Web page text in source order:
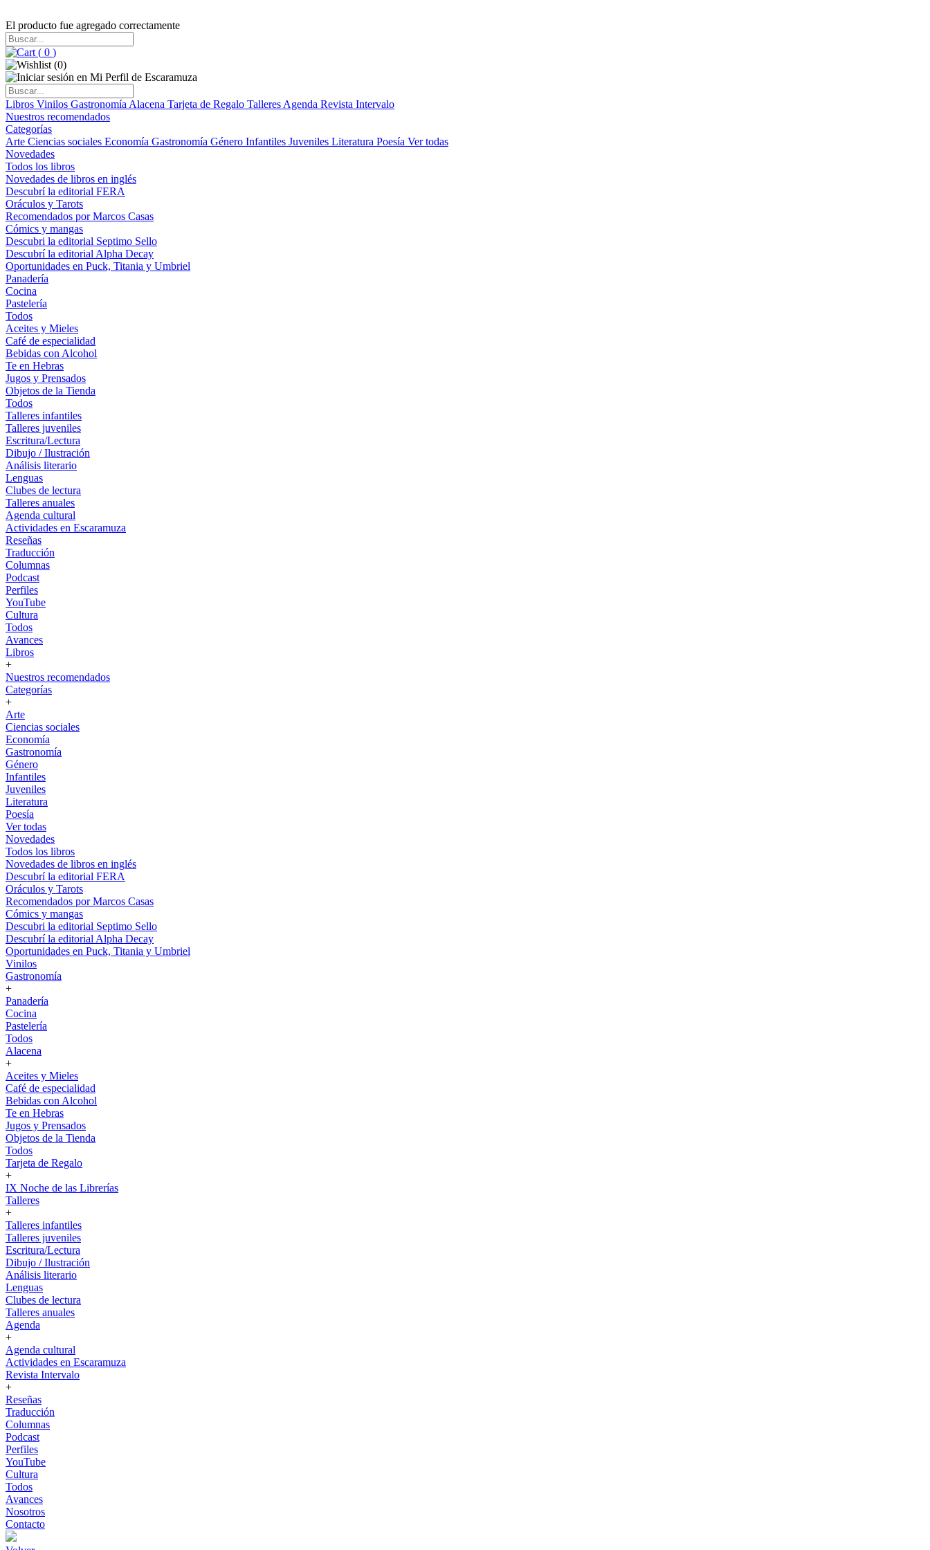
El producto fue agregado correctamente
( 0 )
(0)
Libros Vinilos Gastronomía Alacena Tarjeta de Regalo Talleres Agenda Revista Intervalo
Nuestros recomendados
Categorías
Arte Ciencias sociales Economía Gastronomía Género Infantiles Juveniles Literatura Poesía Ver todas
Novedades
Todos los libros
Novedades de libros en inglés
Descubrí la editorial FERA
Oráculos y Tarots
Recomendados por Marcos Casas
Cómics y mangas
Descubri la editorial Septimo Sello
Descubrí la editorial Alpha Decay
Oportunidades en Puck, Titania y Umbriel
Panadería
Cocina
Pastelería
Todos
Aceites y Mieles
Café de especialidad
Bebidas con Alcohol
Te en Hebras
Jugos y Prensados
Objetos de la Tienda
Todos
Talleres infantiles
Talleres juveniles
Escritura/Lectura
Dibujo / Ilustración
Análisis literario
Lenguas
Clubes de lectura
Talleres anuales
Agenda cultural
Actividades en Escaramuza
Reseñas
Traducción
Columnas
Podcast
Perfiles
YouTube
Cultura
Todos
Avances
Libros
+
Nuestros recomendados
Categorías
+
Arte
Ciencias sociales
Economía
Gastronomía
Género
Infantiles
Juveniles
Literatura
Poesía
Ver todas
Novedades
Todos los libros
Novedades de libros en inglés
Descubrí la editorial FERA
Oráculos y Tarots
Recomendados por Marcos Casas
Cómics y mangas
Descubri la editorial Septimo Sello
Descubrí la editorial Alpha Decay
Oportunidades en Puck, Titania y Umbriel
Vinilos
Gastronomía
+
Panadería
Cocina
Pastelería
Todos
Alacena
+
Aceites y Mieles
Café de especialidad
Bebidas con Alcohol
Te en Hebras
Jugos y Prensados
Objetos de la Tienda
Todos
Tarjeta de Regalo
+
IX Noche de las Librerías
Talleres
+
Talleres infantiles
Talleres juveniles
Escritura/Lectura
Dibujo / Ilustración
Análisis literario
Lenguas
Clubes de lectura
Talleres anuales
Agenda
+
Agenda cultural
Actividades en Escaramuza
Revista Intervalo
+
Reseñas
Traducción
Columnas
Podcast
Perfiles
YouTube
Cultura
Todos
Avances
Nosotros
Contacto